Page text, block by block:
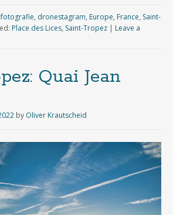
, dronestagram, Europe, France, Saint-
Place des Lices, Saint-Tropez | Leave a
Quai Jean
by Oliver Krautscheid